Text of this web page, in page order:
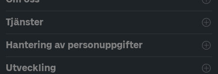
Tjänster
Hantering av personuppgifter
Utveckling